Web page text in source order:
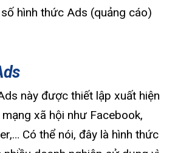
hình thức Ads (quảng cáo)
này được thiết lập xuất hiện
xã hội như Facebook,
Có thể nói, đây là hình thức